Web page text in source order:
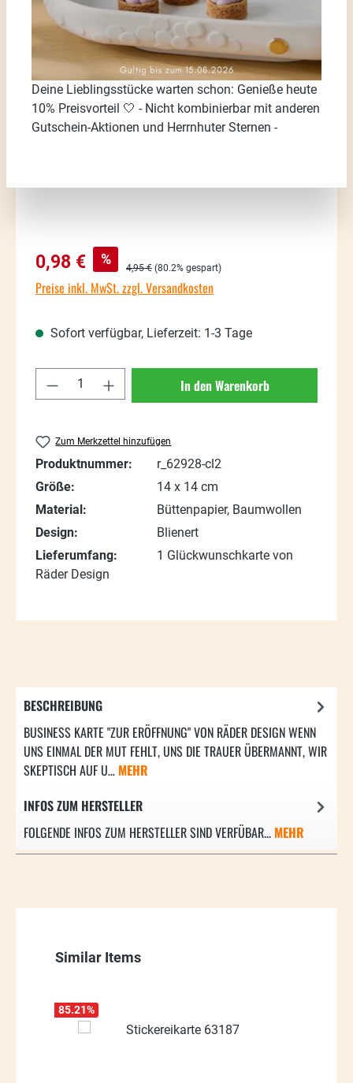
Bildergalerie überspringen
Verkaufspreis:
0,98 € % Regulärer Preis:
4,95 € (80.2% gespart)
Preise inkl. MwSt. zzgl. Versandkosten
Sofort verfügbar, Lieferzeit: 1-3 Tage
Produkt Anzahl: Gib den gewünschten
In den Warenkorb
Zum Merkzettel hinzufügen
Produktnummer:
r_62928-cl2
Größe:
14 x 14 cm
Material:
Büttenpapier, Baumwollen
Design:
Blienert
Lieferumfang:
1 Glückwunschkarte von
Räder Design
BESCHREIBUNG
BUSINESS KARTE "ZUR ERÖFFNUNG" VON RÄDER DESIGN WENN
UNS EINMAL DER MUT FEHLT, UNS DIE TRAUER ÜBERMANNT, WIR
SKEPTISCH AUF U… MEHR
INFOS ZUM HERSTELLER
FOLGENDE INFOS ZUM HERSTELLER SIND VERFÜBAR... MEHR
Produktgalerie überspringen
Similar Items
85.21%
Deine Lieblingsstücke warten schon: Genieße heute
10% Preisvorteil 🤍 - Nicht kombinierbar mit anderen
Gutschein-Aktionen und Herrnhuter Sternen -